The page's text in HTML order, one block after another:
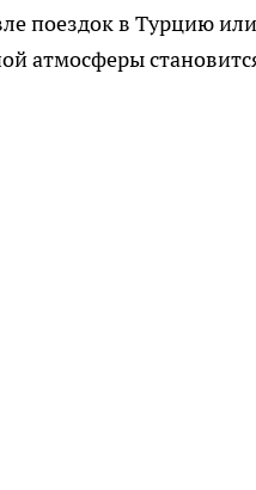
поездок в Турцию или
атмосферы